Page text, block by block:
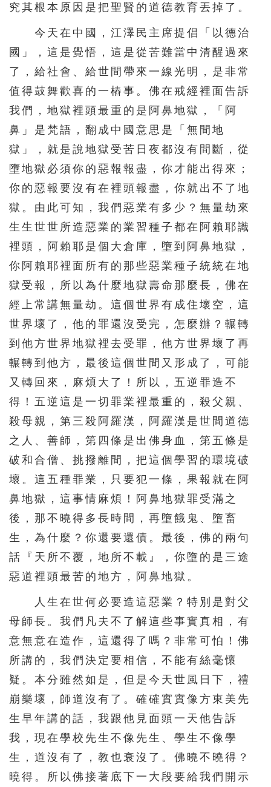
究其根本原因是把聖賢的道德教育丟掉了。
今天在中國，江澤民主席提倡「以德治
國」，這是覺悟，這是從苦難當中清醒過來
了，給社會、給世間帶來一線光明，是非常
值得鼓舞歡喜的一樁事。佛在戒經裡面告訴
我們，地獄裡頭最重的是阿鼻地獄，「阿
鼻」是梵語，翻成中國意思是「無間地
獄」，就是說地獄受苦日夜都沒有間斷，從
墮地獄必須你的惡報報盡，你才能出得來；
你的惡報要沒有在裡頭報盡，你就出不了地
獄。由此可知，我們惡業有多少？無量劫來
生生世世所造惡業的業習種子都在阿賴耶識
裡頭，阿賴耶是個大倉庫，墮到阿鼻地獄，
你阿賴耶裡面所有的那些惡業種子統統在地
獄受報，所以為什麼地獄壽命那麼長，佛在
經上常講無量劫。這個世界有成住壞空，這
世界壞了，他的罪還沒受完，怎麼辦？輾轉
到他方世界地獄裡去受罪，他方世界壞了再
輾轉到他方，最後這個世間又形成了，可能
又轉回來，麻煩大了！所以，五逆罪造不
得！五逆這是一切罪業裡最重的，殺父親、
殺母親，第三殺阿羅漢，阿羅漢是世間道德
之人、善師，第四條是出佛身血，第五條是
破和合僧、挑撥離間，把這個學習的環境破
壞。這五種罪業，只要犯一條，果報就在阿
鼻地獄，這事情麻煩！阿鼻地獄罪受滿之
後，那不曉得多長時間，再墮餓鬼、墮畜
生，為什麼？你還要還債。最後，佛的兩句
話『天所不覆，地所不載』，你墮的是三途
惡道裡頭最苦的地方，阿鼻地獄。
人生在世何必要造這惡業？特別是對父
母師長。我們凡夫不了解這些事實真相，有
意無意在造作，這還得了嗎？非常可怕！佛
所講的，我們決定要相信，不能有絲毫懷
疑。本分雖然如是，但是今天世風日下，禮
崩樂壞，師道沒有了。確確實實像方東美先
生早年講的話，我跟他見面頭一天他告訴
我，現在學校先生不像先生、學生不像學
生，道沒有了，教也衰沒了。佛曉不曉得？
曉得。所以佛接著底下一大段要給我們開示